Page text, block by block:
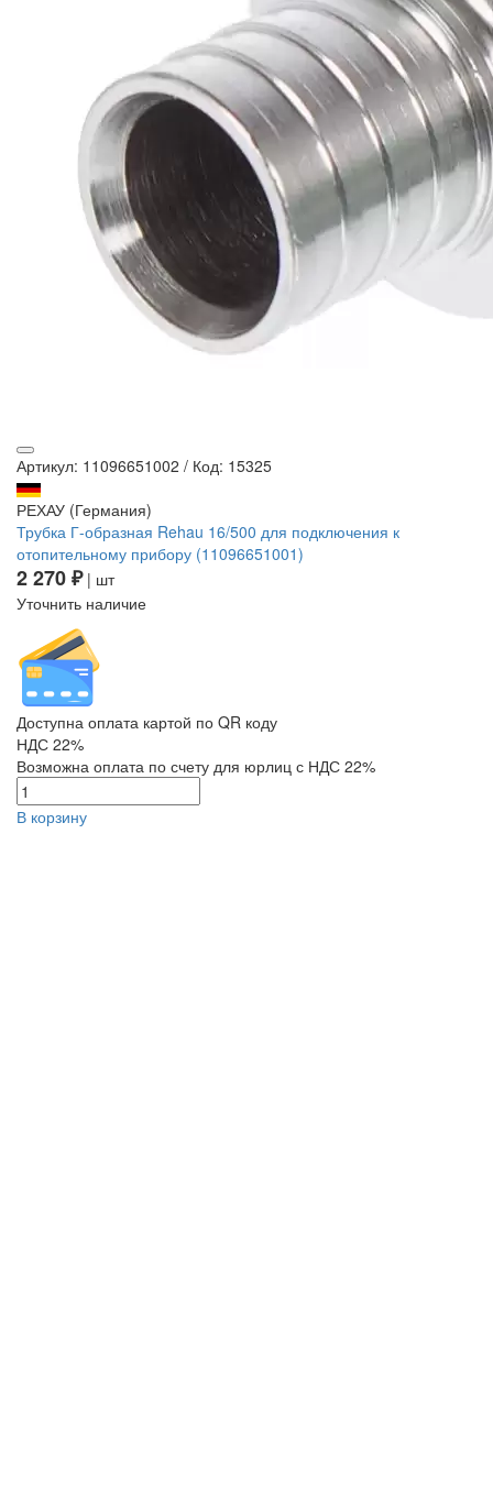
Артикул: 11096651002 / Код: 15325
РЕХАУ (Германия)
Трубка Г-образная Rehau 16/500 для подключения к
отопительному прибору (11096651001)
2 270 ₽| шт
Уточнить наличие
Доступна оплата картой по QR коду
НДС 22%
Возможна оплата по счету для юрлиц с НДС 22%
В корзину